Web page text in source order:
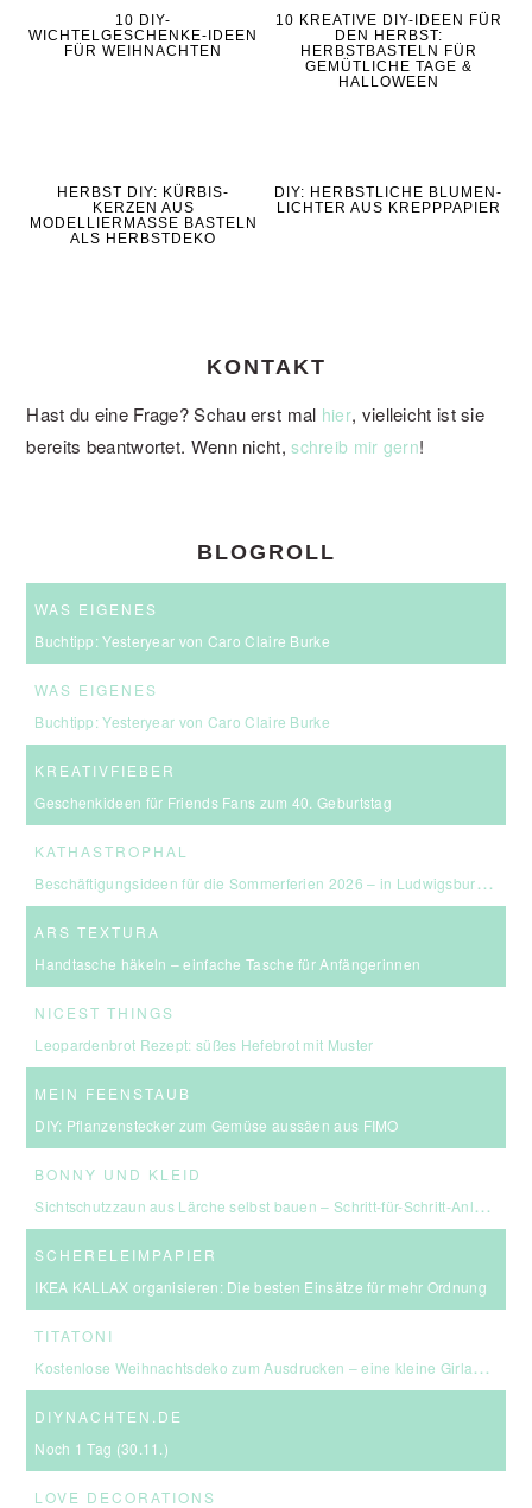
10 DIY-
WICHTELGESCHENKE-IDEEN
FÜR WEIHNACHTEN
10 KREATIVE DIY-IDEEN FÜR
DEN HERBST:
HERBSTBASTELN FÜR
GEMÜTLICHE TAGE &
HALLOWEEN
HERBST DIY: KÜRBIS-
KERZEN AUS
MODELLIERMASSE BASTELN
ALS HERBSTDEKO
DIY: HERBSTLICHE BLUMEN-
LICHTER AUS KREPPPAPIER
KONTAKT
Hast du eine Frage? Schau erst mal hier, vielleicht ist sie
bereits beantwortet. Wenn nicht,schreib mir gern!
BLOGROLL
WAS EIGENES
Buchtipp: Yesteryear von Caro Claire Burke
WAS EIGENES
Buchtipp: Yesteryear von Caro Claire Burke
KREATIVFIEBER
Geschenkideen für Friends Fans zum 40. Geburtstag
KATHASTROPHAL
Beschäftigungsideen für die Sommerferien 2026 – in Ludwigsburg, Stuttgart & Umgebung
ARS TEXTURA
Handtasche häkeln – einfache Tasche für Anfängerinnen
NICEST THINGS
Leopardenbrot Rezept: süßes Hefebrot mit Muster
MEIN FEENSTAUB
DIY: Pflanzenstecker zum Gemüse aussäen aus FIMO
BONNY UND KLEID
Sichtschutzzaun aus Lärche selbst bauen – Schritt-für-Schritt-Anleitung & Kosten
SCHERELEIMPAPIER
IKEA KALLAX organisieren: Die besten Einsätze für mehr Ordnung
TITATONI
Kostenlose Weihnachtsdeko zum Ausdrucken – eine kleine Girlande für euer Zuhause ☆
DIYNACHTEN.DE
Noch 1 Tag (30.11.)
LOVE DECORATIONS